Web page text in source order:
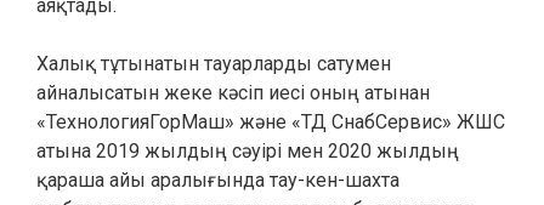
аяқтады.
Халық тұтынатын тауарларды сатумен
айналысатын жеке кәсіп иесі оның атынан
«ТехнологияГорМаш» және «ТД СнабСервис» ЖШС
атына 2019 жылдың сәуірі мен 2020 жылдың
қараша айы аралығында тау-кен-шахта